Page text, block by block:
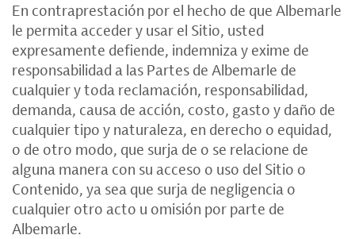
En contraprestación por el hecho de que Albemarle
le permita acceder y usar el Sitio, usted
expresamente defiende, indemniza y exime de
responsabilidad a las Partes de Albemarle de
cualquier y toda reclamación, responsabilidad,
demanda, causa de acción, costo, gasto y daño de
cualquier tipo y naturaleza, en derecho o equidad,
o de otro modo, que surja de o se relacione de
alguna manera con su acceso o uso del Sitio o
Contenido, ya sea que surja de negligencia o
cualquier otro acto u omisión por parte de
Albemarle.